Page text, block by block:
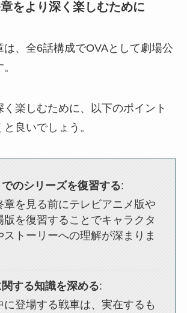
をより深く楽しむために
は、全6話構成でOVAとして劇場公
楽しむために、以下のポイント
良いでしょう。
でのシリーズを復習する:
章を見る前にテレビアニメ版や
版を復習することでキャラクタ
ストーリーへの理解が深まりま
する知識を深める:
に登場する戦車は、実在するも